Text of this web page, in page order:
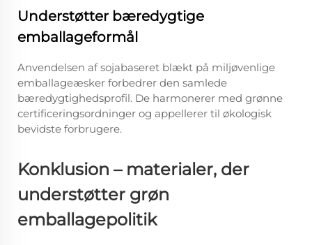
Understøtter bæredygtige
emballageformål
Anvendelsen af sojabaseret blækt på miljøvenlige
emballageæsker forbedrer den samlede
bæredygtighedsprofil. De harmonerer med grønne
certificeringsordninger og appellerer til økologisk
bevidste forbrugere.
Konklusion – materialer, der
understøtter grøn
emballagepolitik